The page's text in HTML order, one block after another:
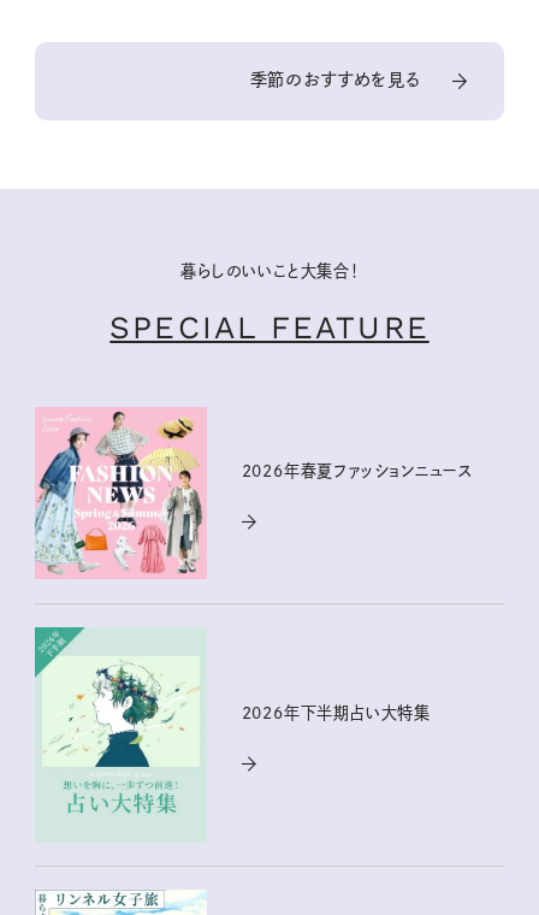
季節のおすすめを見る
暮らしのいいこと大集合！
SPECIAL FEATURE
2026年春夏ファッションニュース
2026年下半期占い大特集